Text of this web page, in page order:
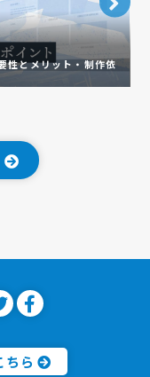
性とメリット・制作依
ちら